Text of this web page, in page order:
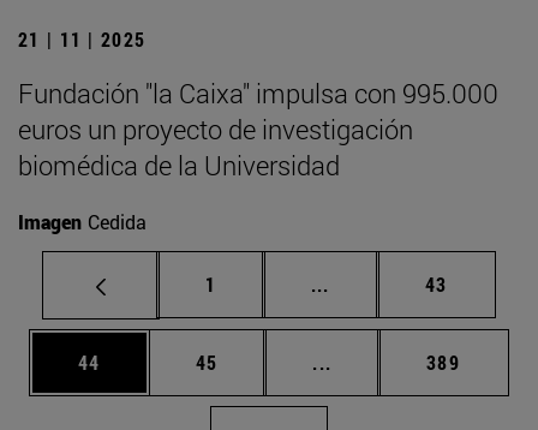
21 | 11 | 2025
Fundación "la Caixa" impulsa con 995.000
euros un proyecto de investigación
biomédica de la Universidad
Imagen Cedida
Página
1 ... Páginas intermedias
Página
43
Página
44 Página
45 ... Páginas intermedias
Página
389